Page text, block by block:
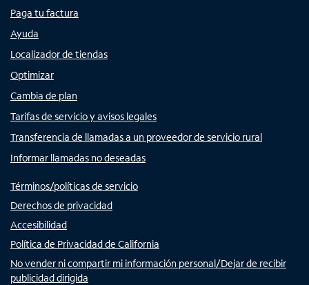
Paga tu factura
Ayuda
Localizador de tiendas
Optimizar
Cambia de plan
Tarifas de servicio y avisos legales
Transferencia de llamadas a un proveedor de servicio rural
Informar llamadas no deseadas
Términos/políticas de servicio
Derechos de privacidad
Accesibilidad
Política de Privacidad de California
No vender ni compartir mi información personal/Dejar de recibir
publicidad dirigida